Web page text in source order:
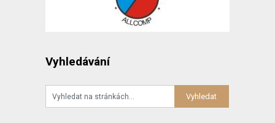
Vyhledávání